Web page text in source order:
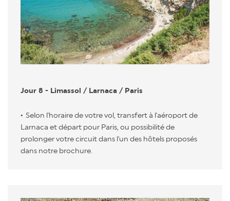
Jour 8 - Limassol / Larnaca / Paris
Selon l'horaire de votre vol, transfert à l'aéroport de
Larnaca et départ pour Paris, ou possibilité de
prolonger votre circuit dans l'un des hôtels proposés
dans notre brochure.